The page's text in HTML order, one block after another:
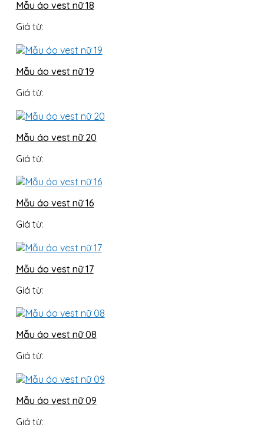
Mẫu áo vest nữ 18
Giá từ:
Mẫu áo vest nữ 19
Giá từ:
Mẫu áo vest nữ 20
Giá từ:
Mẫu áo vest nữ 16
Giá từ:
Mẫu áo vest nữ 17
Giá từ:
Mẫu áo vest nữ 08
Giá từ:
Mẫu áo vest nữ 09
Giá từ: